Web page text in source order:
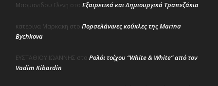
Μασμανιδου Ελενη στο Εξαιρετικά και Δημιουργικά Τραπεζάκια
κατερινα Μαρκακη στο Πορσελάνινες κούκλες της Marina
Bychkova
ΕΥΣΤΑΘΙΟΥ ΙΩΑΝΝΗΣ στο Ρολόι τοίχου “White & White” από τον
Vadim Kibardin